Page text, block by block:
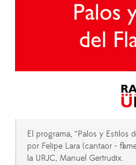
El programa, “Palos y Estilos
por Felipe Lara (cantaor -
la URJC, Manuel Gertrudix.